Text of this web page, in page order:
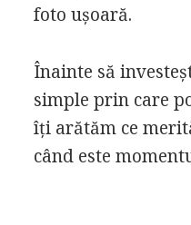
foto ușoară.
Înainte să
simple prin care
îți arătăm ce
când este